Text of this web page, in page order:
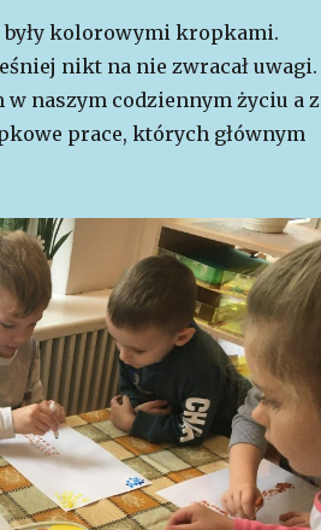
były kolorowymi kropkami.
nikt na nie zwracał uwagi.
w naszym codziennym życiu a z
prace, których głównym